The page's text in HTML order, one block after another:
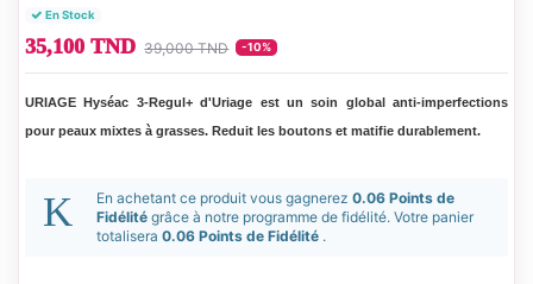
En Stock
35,100 TND 39,000 TND -10%
URIAGE Hyséac 3-Regul+ d'Uriage est un soin global anti-imperfections
pour peaux mixtes à grasses. Reduit les boutons et matifie durablement.
En achetant ce produit vous gagnerez 0.06 Points de
Fidélité grâce à notre programme de fidélité. Votre panier
totalisera 0.06 Points de Fidélité .